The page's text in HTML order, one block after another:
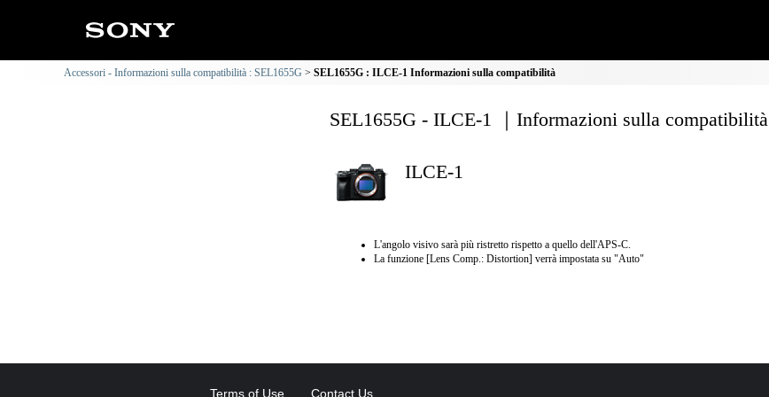
Accessori - Informazioni sulla compatibilità : SEL1655G SEL1655G : ILCE-1 Informazioni sulla compatibilità
SEL1655G - ILCE-1 ｜Informazioni sulla compatibilità
ILCE-1
L'angolo visivo sarà più ristretto rispetto a quello dell'APS-C.
La funzione [Lens Comp.: Distortion] verrà impostata su "Auto"
Terms of Use Contact Us